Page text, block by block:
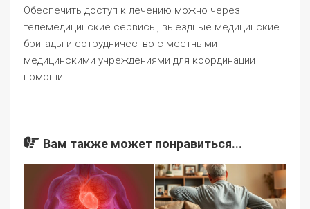
Обеспечить доступ к лечению можно через
телемедицинские сервисы, выездные медицинские
бригады и сотрудничество с местными
медицинскими учреждениями для координации
помощи.
Вам также может понравиться...